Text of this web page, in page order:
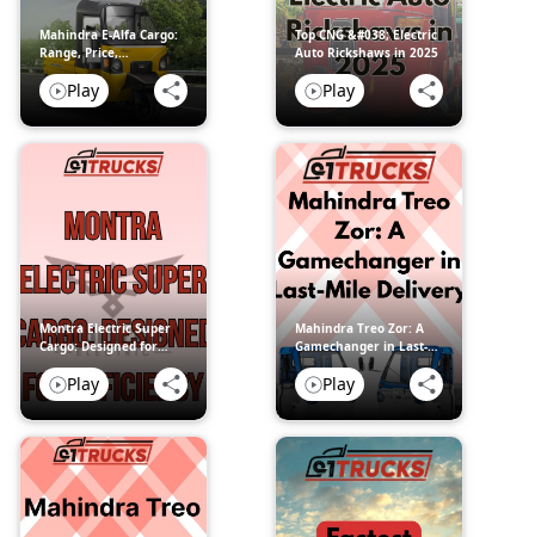
3 मिनट, एक ऐसी कहानी ज़रूर है जो आपकी अगली निर्णय प्रक्रिया में मदद, प्रेरणा या
मार्गदर्शन दे सकती है।
Mahindra E-Alfa Cargo:
Range, Price,
Performance
Play
Top CNG &#038; Electric
Auto Rickshaws in 2025
Play
Montra Electric Super
Cargo: Designed for
Efficiency
Play
Mahindra Treo Zor: A
Gamechanger in Last-
Mile Delivery
Play